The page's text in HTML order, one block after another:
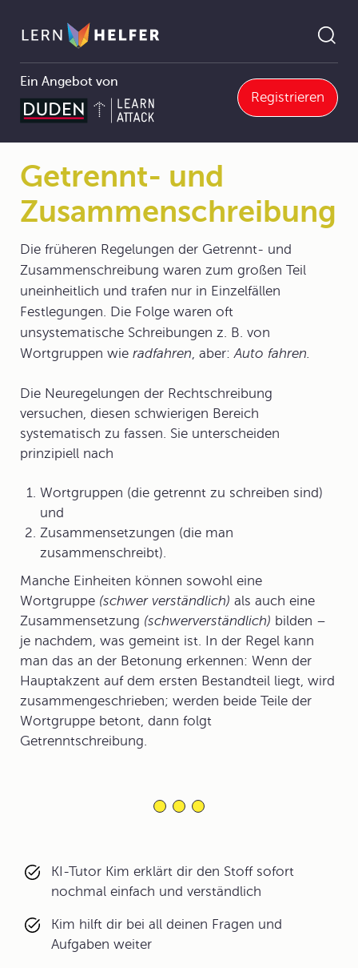
Ein Angebot von
Registrieren
Pfadnavigation
3.5.4 Getrennt- und Zusammenschreibung Getrennt- und Zusammenschreibung
Getrennt- und
Zusammenschreibung
Die früheren Regelungen der Getrennt- und
Zusammenschreibung waren zum großen Teil
uneinheitlich und trafen nur in Einzelfällen
Festlegungen. Die Folge waren oft
unsystematische Schreibungen z. B. von
Wortgruppen wie radfahren, aber:Auto fahren.
Die Neuregelungen der Rechtschreibung
versuchen, diesen schwierigen Bereich
systematisch zu fassen. Sie unterscheiden
prinzipiell nach
Wortgruppen (die getrennt zu schreiben sind)
und
Zusammensetzungen (die man
zusammenschreibt).
Manche Einheiten können sowohl eine
Wortgruppe (schwer verständlich) als auch eine
Zusammensetzung (schwerverständlich) bilden –
je nachdem, was gemeint ist. In der Regel kann
man das an der Betonung erkennen: Wenn der
Hauptakzent auf dem ersten Bestandteil liegt, wird
zusammengeschrieben; werden beide Teile der
Wortgruppe betont, dann folgt
Getrenntschreibung.
KI-Tutor Kim erklärt dir den Stoff sofort
nochmal einfach und verständlich
Kim hilft dir bei all deinen Fragen und
Aufgaben weiter